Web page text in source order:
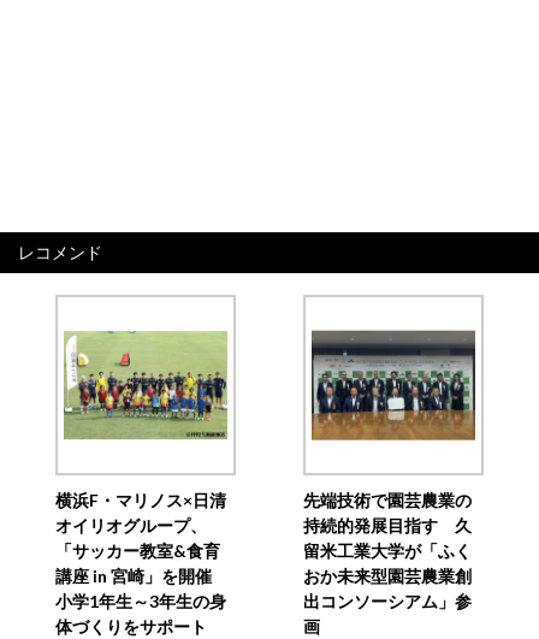
レコメンド
横浜F・マリノス×日清
オイリオグループ、
「サッカー教室&食育
講座 in 宮崎」を開催
小学1年生～3年生の身
体づくりをサポート
先端技術で園芸農業の
持続的発展目指す 久
留米工業大学が「ふく
おか未来型園芸農業創
出コンソーシアム」参
画